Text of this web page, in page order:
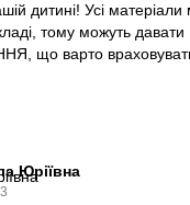
дитині! Усі
тому можуть
що варто
Юріївна